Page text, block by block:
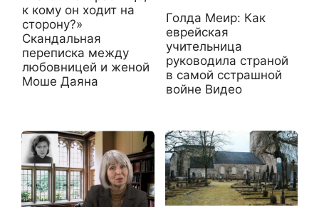
к кому он ходит на
сторону?»
Скандальная
переписка между
любовницей и женой
Моше Даяна
Голда Меир: Как
еврейская
учительница
руководила страной
в самой сстрашной
войне Видео